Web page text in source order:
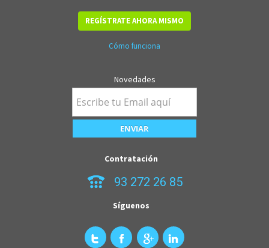
REGÍSTRATE AHORA MISMO
Cómo funciona
Novedades
Contratación
93 272 26 85
Síguenos